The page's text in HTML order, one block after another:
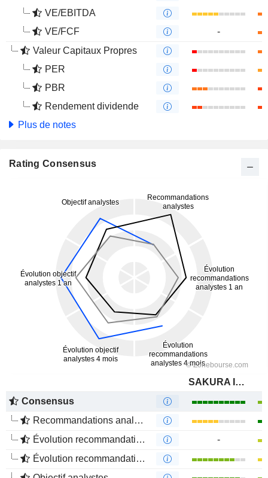
VE/EBITDA
VE/FCF
-
Valeur Capitaux Propres
PER
PBR
Rendement dividende
Plus de notes
Rating Consensus
SAKURA Internet Inc.
Consensus
Recommandations analystes
Évolution recommandations analystes 1 an
-
Évolution recommandations analystes 4 mois